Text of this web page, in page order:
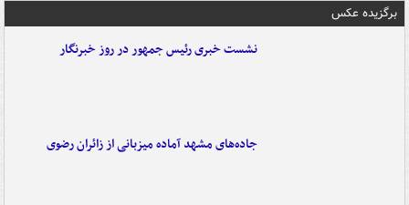
برگزیده عکس
نشست خبری رئیس جمهور در روز خبرنگار
جاده‌های مشهد آماده میزبانی از زائران رضوی